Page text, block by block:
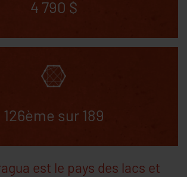
4 790 $
126ème sur 189
est le pays des lacs et